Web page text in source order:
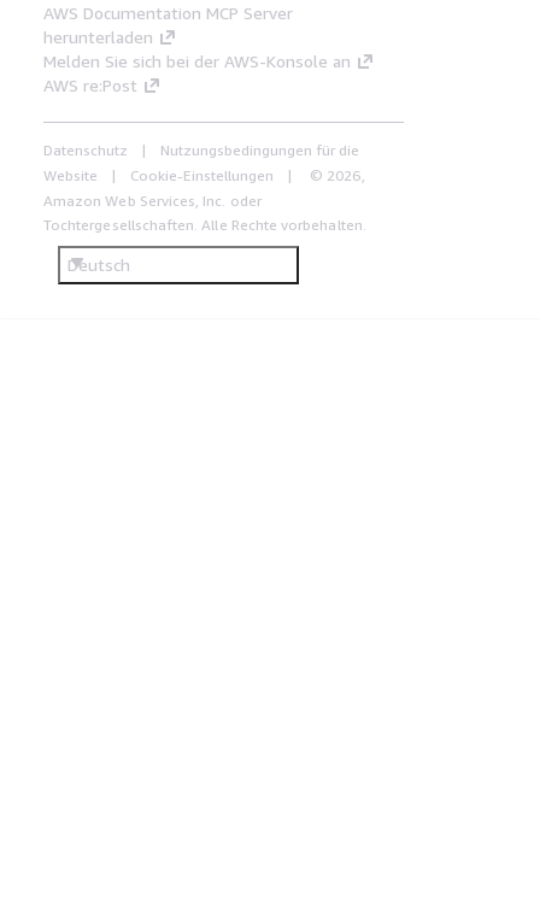
AWS Documentation MCP Server
herunterladen
Melden Sie sich bei der AWS-Konsole an
AWS re:Post
Datenschutz
Nutzungsbedingungen für die
Website
Cookie-Einstellungen
© 2026,
Amazon Web Services, Inc. oder
Tochtergesellschaften. Alle Rechte vorbehalten.
Deutsch